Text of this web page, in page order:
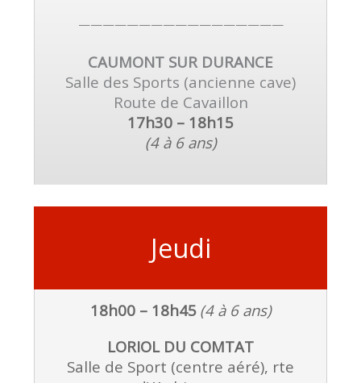
—————————————————
CAUMONT SUR DURANCE
Salle des Sports (ancienne cave)
Route de Cavaillon
17h30 – 18h15
(4 à 6 ans)
Jeudi
18h00 – 18h45 (4 à 6 ans)
LORIOL DU COMTAT
Salle de Sport (centre aéré), rte